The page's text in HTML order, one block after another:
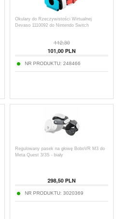
Okulary do Rzeczywistości Wirtualnej
Devaso 1110092 do Nintendo Switch
112,30
101,00 PLN
NR PRODUKTU: 248466
Regulowany pasek na głowę BoboVR M3 do
Meta Quest 3/3S - biały
298,50 PLN
NR PRODUKTU: 3020369